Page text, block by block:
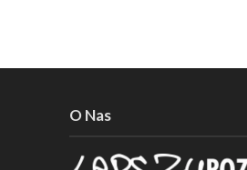
O Nas